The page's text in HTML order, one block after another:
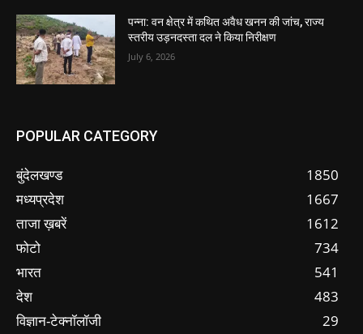
पन्ना: वन क्षेत्र में कथित अवैध खनन की जांच, राज्य
स्तरीय उड़नदस्ता दल ने किया निरीक्षण
July 6, 2026
POPULAR CATEGORY
बुंदेलखण्ड
1850
मध्यप्रदेश
1667
ताजा ख़बरें
1612
फोटो
734
भारत
541
देश
483
विज्ञान-टेक्नॉलॉजी
29